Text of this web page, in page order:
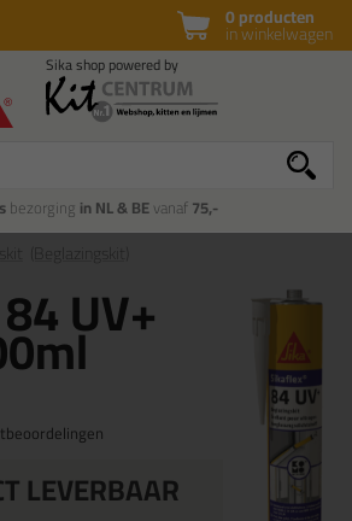
0 producten
in winkelwagen
bezorging in NL & BEvanaf75,-
UV+
LEVERBAAR